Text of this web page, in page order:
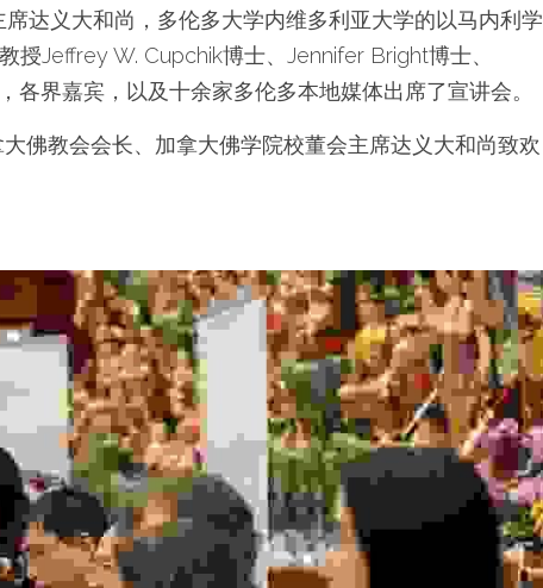
达义大和尚，多伦多大学内维多利亚大学的以马内利学
授Jeffrey W. Cupchik博士、Jennifer Bright博士、
界嘉宾，以及十余家多伦多本地媒体出席了宣讲会。
佛教会会长、加拿大佛学院校董会主席达义大和尚致欢